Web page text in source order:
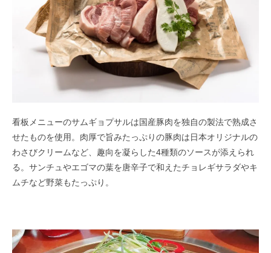
看板メニューのサムギョプサルは国産豚肉を独自の製法で熟成さ
せたものを使用。肉厚で旨みたっぷりの豚肉は日本オリジナルの
わさびクリームなど、趣向を凝らした4種類のソースが添えられ
る。サンチュやエゴマの葉を唐辛子で和えたチョレギサラダやキ
ムチなど野菜もたっぷり。